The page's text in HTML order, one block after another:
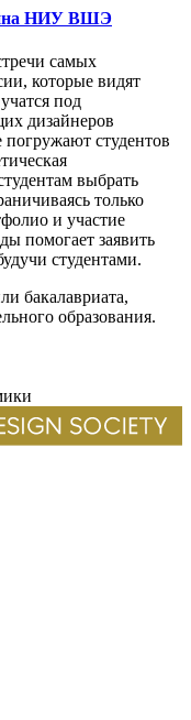
НИУ ВШЭ
самых
которые видят
под
дизайнеров
студентов
выбрать
только
и участие
помогает заявить
студентами.
бакалавриата,
образования.